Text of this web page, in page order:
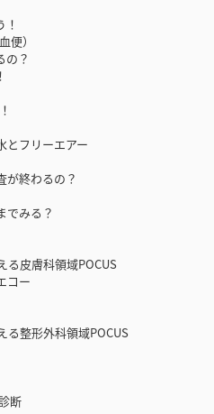
便）
？
フリーエアー
終わるの？
みる？
皮膚科領域POCUS
コー
整形外科領域POCUS
断